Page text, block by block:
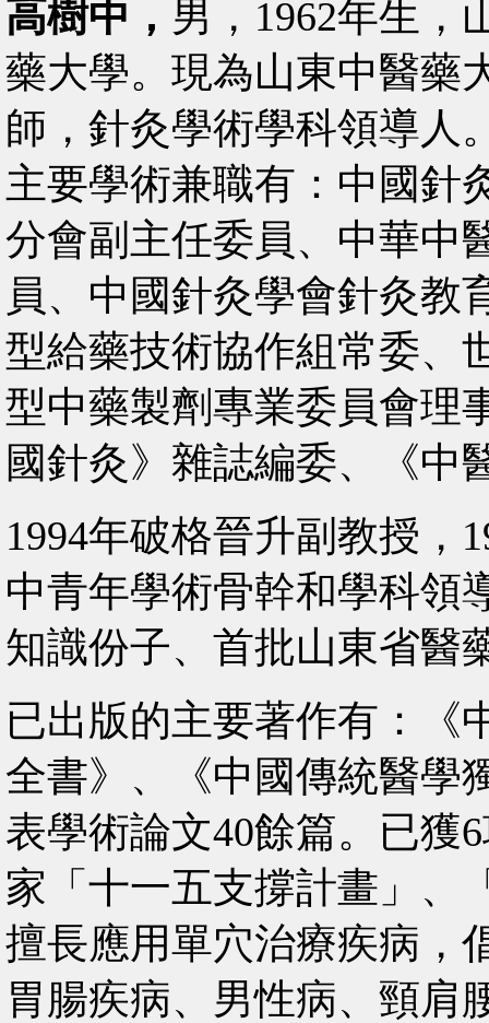
高樹中， 男，1962年生，
藥大學。現為山東中醫藥
師，針灸學術學科領導人
主要學術兼職有：中國針
分會副主任委員、中華中
員、中國針灸學會針灸教
型給藥技術協作組常委、
型中藥製劑專業委員會理
國針灸》雜誌編委、《中
1994年破格晉升副教授，
中青年學術骨幹和學科領
知識份子、首批山東省醫
已出版的主要著作有：《
全書》、《中國傳統醫學
表學術論文40餘篇。已獲
家「十一五支撐計畫」、
擅長應用單穴治療疾病，
胃腸疾病、男性病、頸肩